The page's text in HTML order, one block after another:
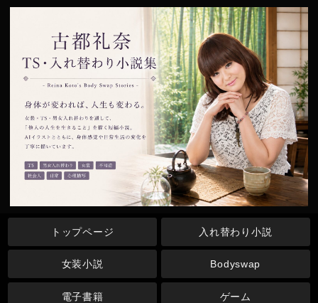
トップページ 入れ替わり小説
女装小説 Bodyswap
電子書籍 ゲーム